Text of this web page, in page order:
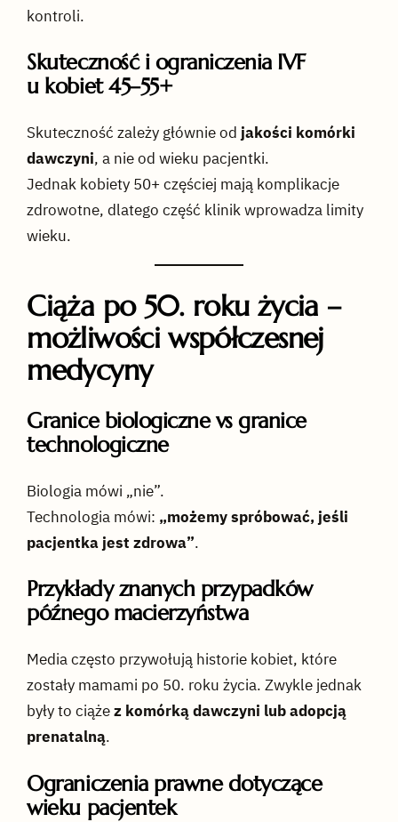
kontroli.
Skuteczność i ograniczenia IVF
u kobiet 45–55+
Skuteczność zależy głównie od jakości komórki
dawczyni, a nie od wieku pacjentki.
Jednak kobiety 50+ częściej mają komplikacje
zdrowotne, dlatego część klinik wprowadza limity
wieku.
Ciąża po 50. roku życia –
możliwości współczesnej
medycyny
Granice biologiczne vs granice
technologiczne
Biologia mówi „nie”.
Technologia mówi: „możemy spróbować, jeśli
pacjentka jest zdrowa”.
Przykłady znanych przypadków
późnego macierzyństwa
Media często przywołują historie kobiet, które
zostały mamami po 50. roku życia. Zwykle jednak
były to ciążez komórką dawczyni lub adopcją
prenatalną.
Ograniczenia prawne dotyczące
wieku pacjentek